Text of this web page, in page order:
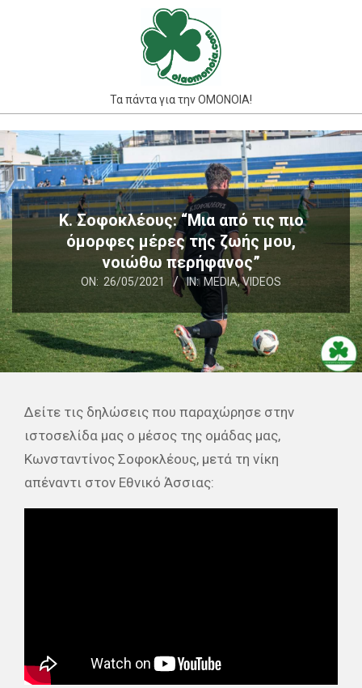
Τα πάντα για την ΟΜΟΝΟΙΑ!
Primary
Navigation
Menu
Κ. Σοφοκλέους: “Μια από τις πιο
όμορφες μέρες της ζωής μου,
νοιώθω περήφανος”
ON: 26/05/2021 IN: MEDIA,VIDEOS
Δείτε τις δηλώσεις που παραχώρησε στην
ιστοσελίδα μας ο μέσος της ομάδας μας,
Κωνσταντίνος Σοφοκλέους, μετά τη νίκη
απέναντι στον Εθνικό Άσσιας: